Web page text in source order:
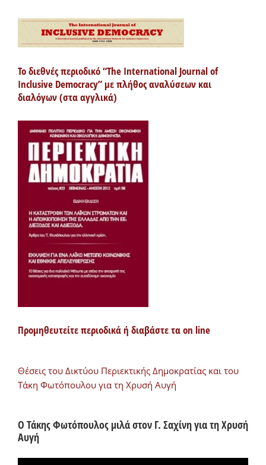
Το διεθνές περιοδικό “The International Journal of
Inclusive Democracy” με πλήθος αναλύσεων και
διαλόγων (στα αγγλικά)
Προμηθευτείτε περιοδικά ή διαβάστε τα on line
Θέσεις του Δικτύου Περιεκτικής Δημοκρατίας και του
Τάκη Φωτόπουλου για τη Χρυσή Αυγή
Ο Τάκης Φωτόπουλος μιλά στον Γ. Σαχίνη για τη Χρυσή
Αυγή